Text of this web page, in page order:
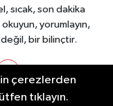
sıcak, son dakika
yorumlayın,
bir bilinçtir.
çerezlerden
tıklayın.